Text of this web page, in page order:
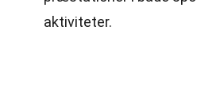
aktiviteter.